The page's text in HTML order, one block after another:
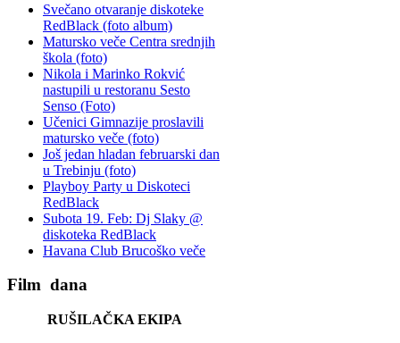
Svečano otvaranje diskoteke
RedBlack (foto album)
Matursko veče Centra srednjih
škola (foto)
Nikola i Marinko Rokvić
nastupili u restoranu Sesto
Senso (Foto)
Učenici Gimnazije proslavili
matursko veče (foto)
Još jedan hladan februarski dan
u Trebinju (foto)
Playboy Party u Diskoteci
RedBlack
Subota 19. Feb: Dj Slaky @
diskoteka RedBlack
Havana Club Brucoško veče
Film dana
RUŠILAČKA EKIPA